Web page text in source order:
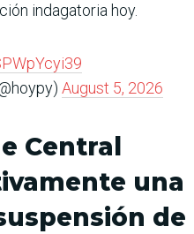
indagatoria hoy.
August 5, 2026
Central
una
de